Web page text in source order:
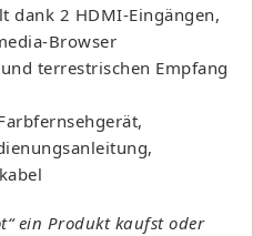
dank 2 HDMI-Eingängen,
Browser
terrestrischen Empfang
ein Produkt kaufst oder